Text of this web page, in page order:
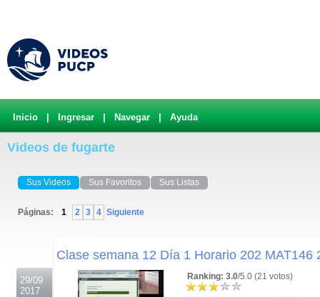
Inicio Ingresar Navegar Ayuda
Videos de fugarte
Sus Videos Sus Favoritos Sus Listas
Páginas: 1 2 3 4 Siguiente
29/09
2017
Clase semana 12 Día 1 Horario 202 MAT146
Ranking: 3.0/5.0 (21 votos)